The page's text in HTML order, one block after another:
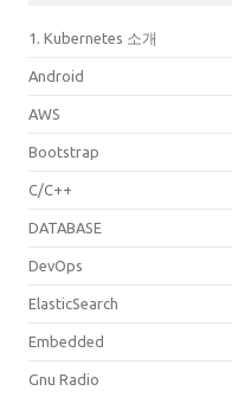
1. Kubernetes 소개
Android
AWS
Bootstrap
C/C++
DATABASE
DevOps
ElasticSearch
Embedded
Gnu Radio